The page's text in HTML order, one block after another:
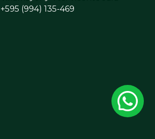
+595 (994) 135-469